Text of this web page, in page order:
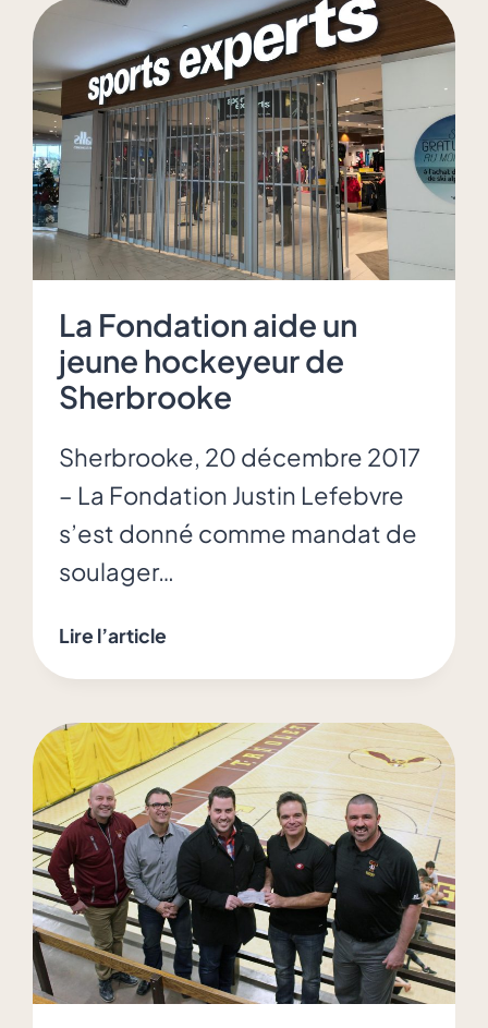
Les
Anciens
Pros
VS
les
Old
Timers
de
Richmond
La Fondation aide un
jeune hockeyeur de
Sherbrooke
Sherbrooke, 20 décembre 2017
– La Fondation Justin Lefebvre
s’est donné comme mandat de
soulager…
Lire l’article
un
jeune
hockeyeur
de
Sherbrooke